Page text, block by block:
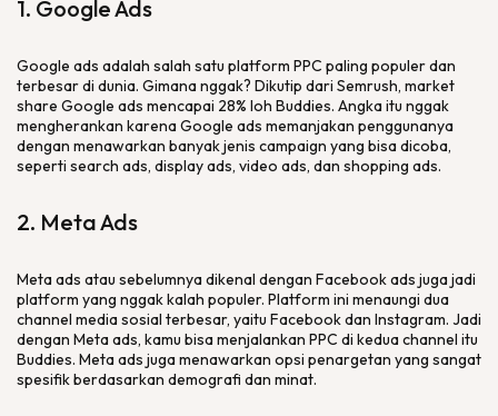
1. Google Ads
Google ads adalah salah satu platform PPC paling populer dan
terbesar di dunia. Gimana nggak? Dikutip dari Semrush, market
share Google ads mencapai 28% loh Buddies. Angka itu nggak
mengherankan karena Google ads memanjakan penggunanya
dengan menawarkan banyak jenis campaign yang bisa dicoba,
seperti search ads, display ads, video ads, dan shopping ads.
2. Meta Ads
Metaads atau sebelumnya dikenal dengan Facebookads juga jadi
platform yang nggak kalah populer. Platform ini menaungi dua
channel media sosial terbesar, yaitu Facebook dan Instagram. Jadi
dengan Metaads, kamu bisa menjalankan PPC di keduachannel itu
Buddies. Metaads juga menawarkan opsi penargetan yang sangat
spesifik berdasarkan demografi dan minat.